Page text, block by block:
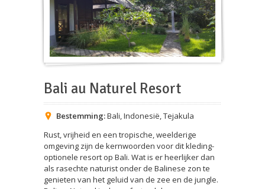
Bali au Naturel Resort
Bestemming:Bali,Indonesië,Tejakula
Rust, vrijheid en een tropische, weelderige
omgeving zijn de kernwoorden voor dit kleding-
optionele resort op Bali. Wat is er heerlijker dan
als rasechte naturist onder de Balinese zon te
genieten van het geluid van de zee en de jungle.